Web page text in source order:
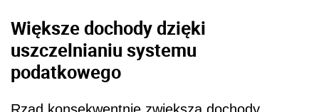
Większe dochody dzięki
uszczelnianiu systemu
podatkowego
Rząd konsekwentnie zwiększa dochody